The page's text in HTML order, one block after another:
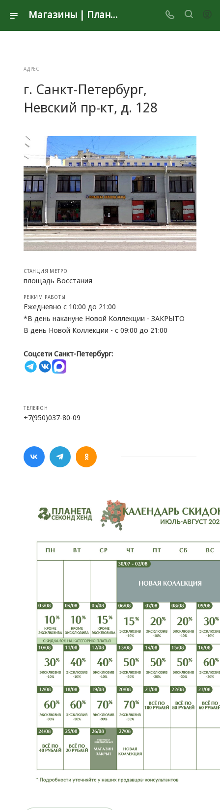
Магазины | Планета Секонд Хенд
АДРЕС
г. Санкт-Петербург,
Невский пр-кт, д. 128
СТАНЦИЯ МЕТРО
площадь Восстания
РЕЖИМ РАБОТЫ
Ежедневно с 10:00 до 21:00
*В день накануне Новой Коллекции - ЗАКРЫТО
В день Новой Коллекции - с 09:00 до 21:00
Соцсети Санкт-Петербург:
ТЕЛЕФОН
+7(950)037-80-09